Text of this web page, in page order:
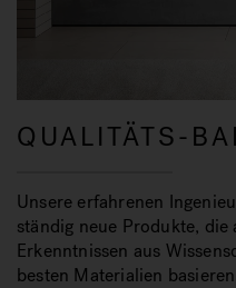
QUALITÄTS-
Unsere erfahrenen
ständig neue Produkte, die
Erkenntnissen aus
besten Materialien